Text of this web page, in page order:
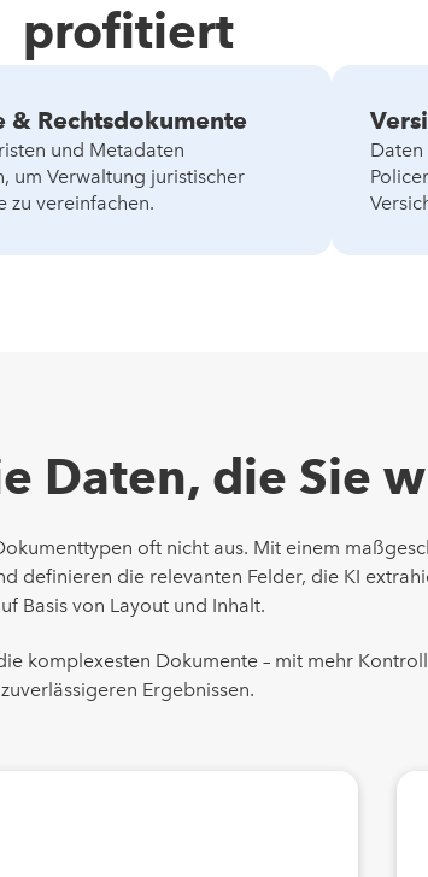
profitiert
& Rechtsdokumente
und Metadaten
um Verwaltung juristischer
zu vereinfachen.
Daten
Daten, die Sie
oft nicht aus. Mit einem
definieren die relevanten Felder, die KI
Basis von Layout und Inhalt.
komplexesten Dokumente – mit mehr
zuverlässigeren Ergebnissen.